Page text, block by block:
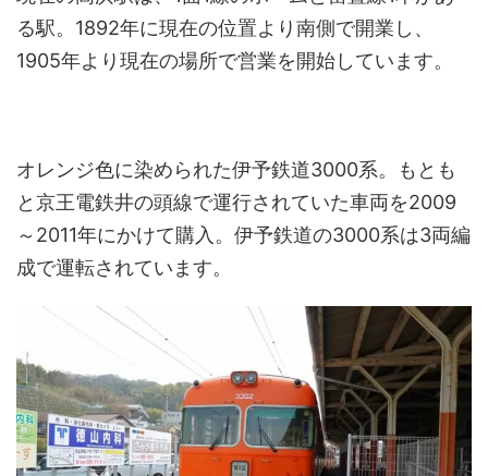
る駅。1892年に現在の位置より南側で開業し、
1905年より現在の場所で営業を開始しています。
オレンジ色に染められた伊予鉄道3000系。もとも
と京王電鉄井の頭線で運行されていた車両を2009
～2011年にかけて購入。伊予鉄道の3000系は3両編
成で運転されています。